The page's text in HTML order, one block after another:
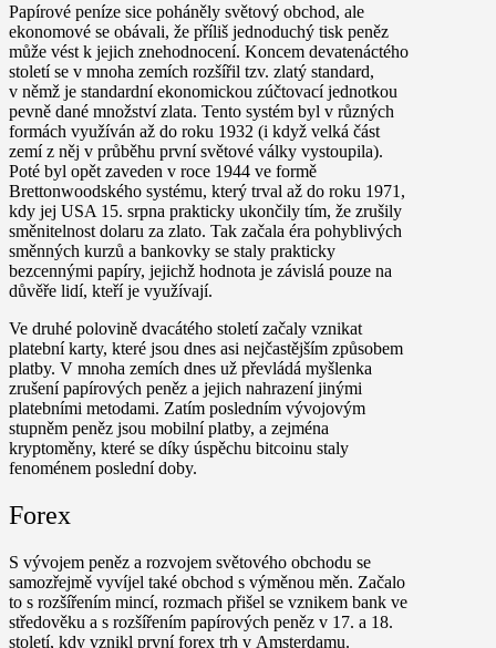
Papírové peníze sice poháněly světový obchod, ale
ekonomové se obávali, že příliš jednoduchý tisk peněz
může vést k jejich znehodnocení. Koncem devatenáctého
století se v mnoha zemích rozšířil tzv. zlatý standard,
v němž je standardní ekonomickou zúčtovací jednotkou
pevně dané množství zlata. Tento systém byl v různých
formách využíván až do roku 1932 (i když velká část
zemí z něj v průběhu první světové války vystoupila).
Poté byl opět zaveden v roce 1944 ve formě
Brettonwoodského systému, který trval až do roku 1971,
kdy jej USA 15. srpna prakticky ukončily tím, že zrušily
směnitelnost dolaru za zlato. Tak začala éra pohyblivých
směnných kurzů a bankovky se staly prakticky
bezcennými papíry, jejichž hodnota je závislá pouze na
důvěře lidí, kteří je využívají.
Ve druhé polovině dvacátého století začaly vznikat
platební karty, které jsou dnes asi nejčastějším způsobem
platby. V mnoha zemích dnes už převládá myšlenka
zrušení papírových peněz a jejich nahrazení jinými
platebními metodami. Zatím posledním vývojovým
stupněm peněz jsou mobilní platby, a zejména
kryptoměny, které se díky úspěchu bitcoinu staly
fenoménem poslední doby.
Forex
S vývojem peněz a rozvojem světového obchodu se
samozřejmě vyvíjel také obchod s výměnou měn. Začalo
to s rozšířením mincí, rozmach přišel se vznikem bank ve
středověku a s rozšířením papírových peněz v 17. a 18.
století, kdy vznikl první forex trh v Amsterdamu.